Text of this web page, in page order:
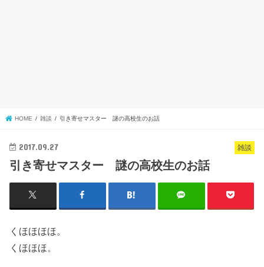
HOME 雑談 引き寄せマスター 謎の高校生のお話
雑談
2017.09.27
引き寄せマスター 謎の高校生のお話
くほほほほ。
くほほほ。